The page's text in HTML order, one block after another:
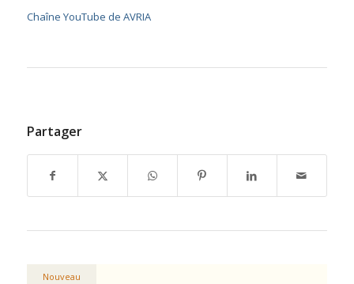
Chaîne YouTube de AVRIA
Partager
Nouveau